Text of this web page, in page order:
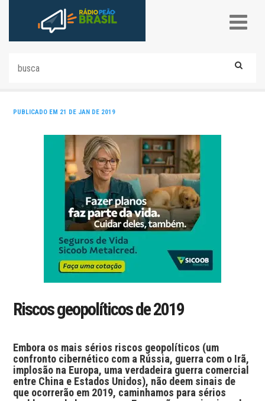
PUBLICADO EM 21 DE JAN DE 2019
Riscos geopolíticos de 2019
Embora os mais sérios riscos geopolíticos (um
confronto cibernético com a Rússia, guerra com o Irã,
implosão na Europa, uma verdadeira guerra comercial
entre China e Estados Unidos), não deem sinais de
que ocorrerão em 2019, caminhamos para sérios